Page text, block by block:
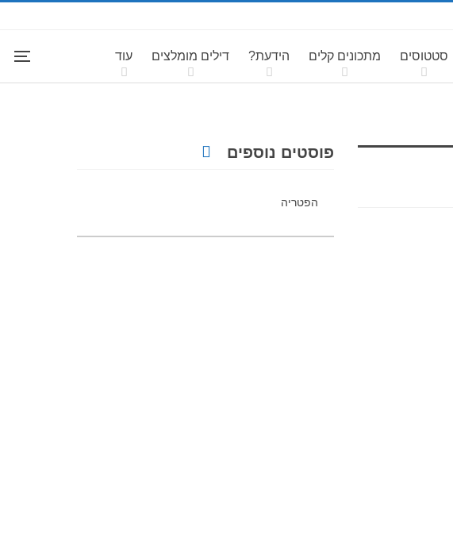
סטטוסים מתכונים קלים הידעת? דילים מומלצים עוד
פוסטים נוספים